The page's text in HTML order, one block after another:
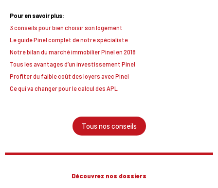
Pour en savoir plus:
3 conseils pour bien choisir son logement
Le guide Pinel complet de notre spécialiste
Notre bilan du marché immobilier Pinel en 2018
Tous les avantages d’un investissement Pinel
Profiter du faible coût des loyers avec Pinel
Ce qui va changer pour le calcul des APL
Tous nos conseils
Découvrez nos dossiers